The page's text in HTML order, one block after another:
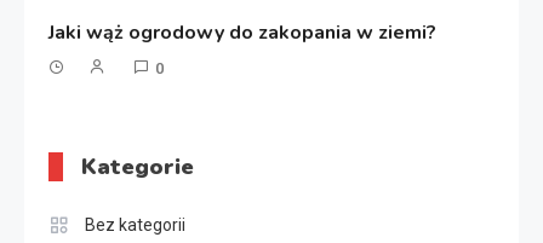
Jaki wąż ogrodowy do zakopania w ziemi?
0
Kategorie
Bez kategorii